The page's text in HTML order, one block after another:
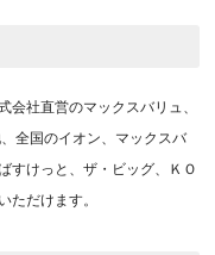
会社直営のマックスバリュ、
全国のイオン、マックスバ
すけっと、ザ・ビッグ、ＫＯ
ただけます。